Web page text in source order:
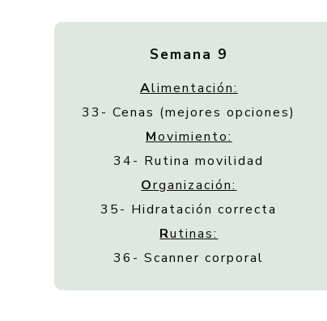
Semana 9
Alimentación:
33- Cenas (mejores opciones)
Movimiento:
34- Rutina movilidad
Organización:
35- Hidratación correcta
Rutinas:
36- Scanner corporal